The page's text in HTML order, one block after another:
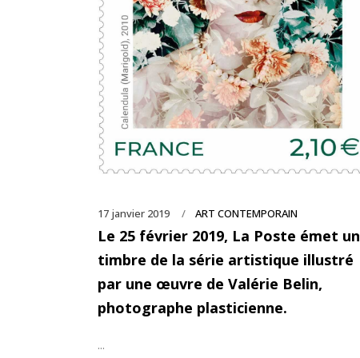
17 janvier 2019 ART CONTEMPORAIN
Le 25 février 2019, La Poste émet un
timbre de la série artistique illustré
par une œuvre de Valérie Belin,
photographe plasticienne.
...